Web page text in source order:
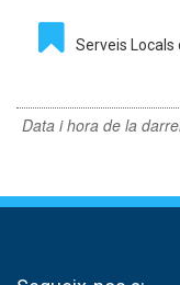
Serveis Locals
Data i hora de la